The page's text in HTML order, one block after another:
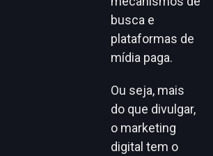
busca e
plataformas de
mídia paga.
Ou seja, mais
do que divulgar,
o marketing
digital tem o